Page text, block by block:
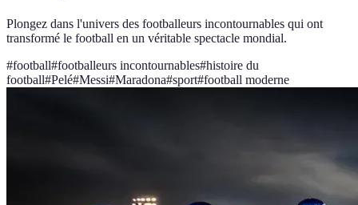
Plongez dans l'univers des footballeurs incontournables qui ont
transformé le football en un véritable spectacle mondial.
#football#footballeurs incontournables#histoire du
football#Pelé#Messi#Maradona#sport#football moderne